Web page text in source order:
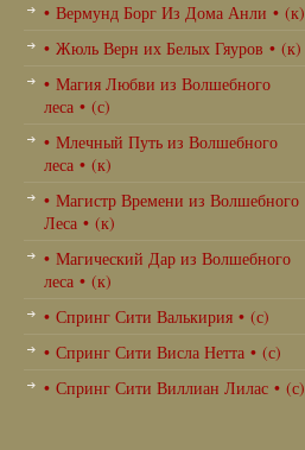
• Вермунд Борг Из Дома Анли • (к)
• Жюль Верн их Белых Гяуров • (к)
• Магия Любви из Волшебного
леса • (с)
• Млечный Путь из Волшебного
леса • (к)
• Магистр Времени из Волшебного
Леса • (к)
• Магический Дар из Волшебного
леса • (к)
• Спринг Сити Валькирия • (с)
• Спринг Сити Висла Нетта • (с)
• Спринг Сити Виллиан Лилас • (с)